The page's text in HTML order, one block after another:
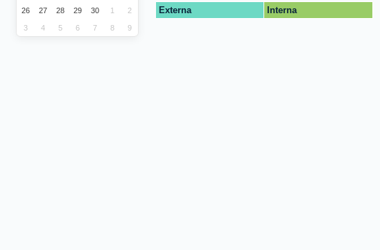
26 27 28 29 30 1 2
3 4 5 6 7 8 9
Externa Interna